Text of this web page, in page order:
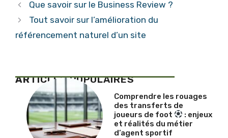
Que savoir sur le Business Review ?
Tout savoir sur l’amélioration du
référencement naturel d’un site
ARTICLES POPULAIRES
Comprendre les rouages
des transferts de
joueurs de foot
: enjeux
et réalités du métier
d’agent sportif